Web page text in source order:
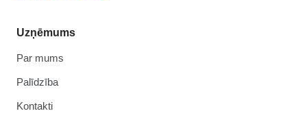
Uzņēmums
Par mums
Palīdzība
Kontakti